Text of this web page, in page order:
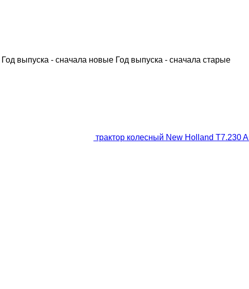
Год выпуска - сначала новые Год выпуска - сначала старые
трактор колесный New Holland T7.230